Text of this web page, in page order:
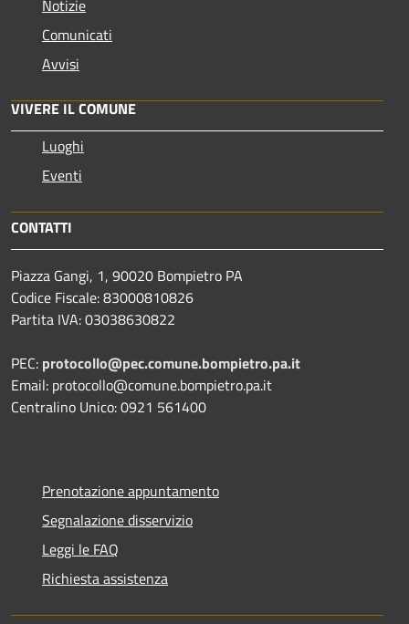
Notizie
Comunicati
Avvisi
VIVERE IL COMUNE
Luoghi
Eventi
CONTATTI
Piazza Gangi, 1, 90020 Bompietro PA
Codice Fiscale: 83000810826
Partita IVA: 03038630822
PEC: protocollo@pec.comune.bompietro.pa.it
Email: protocollo@comune.bompietro.pa.it
Centralino Unico: 0921 561400
Prenotazione appuntamento
Segnalazione disservizio
Leggi le FAQ
Richiesta assistenza